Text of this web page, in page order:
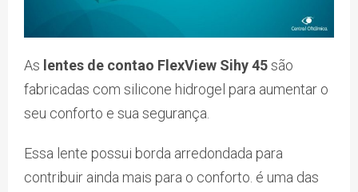
As lentes de contao FlexView Sihy 45são
fabricadas com silicone hidrogel para aumentar o
seu conforto e sua segurança.
Essa lente possui borda arredondada para
contribuir ainda mais para o conforto. é uma das